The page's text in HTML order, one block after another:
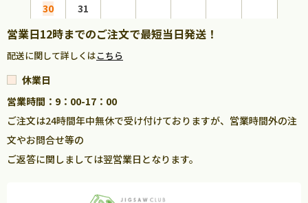
30
31
営業日12時までのご注文で最短当日発送！
配送に関して詳しくはこちら
休業日
営業時間：9：00-17：00
ご注文は24時間年中無休で受け付けておりますが、営業時間外の注
文やお問合せ等の
ご返答に関しましては翌営業日となります。